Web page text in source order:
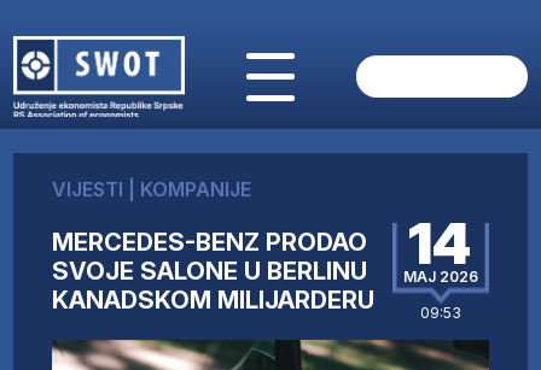
O NAMA
AKTUELNO
ANALIZE
KOMPANIJE
IZ STRANIH MEDIJA
VIJESTI KOMPANIJE
MERCEDES-BENZ PRODAO
SVOJE SALONE U BERLINU
KANADSKOM MILIJARDERU
14
MAJ 2026
09:53